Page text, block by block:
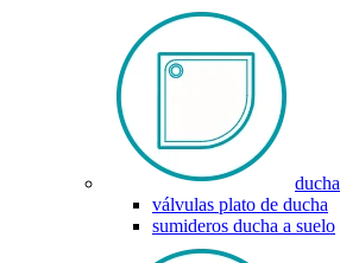
ducha
válvulas plato de ducha
sumideros ducha a suelo